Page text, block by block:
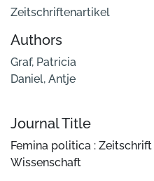
Zeitschriftenartikel
Authors
Graf, Patricia
Daniel, Antje
Journal Title
Femina politica :
Wissenschaft